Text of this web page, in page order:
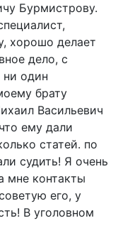
Бурмистрову.
хорошо делает
дело, с
ни один
брату
Васильевич
ему дали
статей. по
судить! Я очень
мне контакты
его, у
В уголовном